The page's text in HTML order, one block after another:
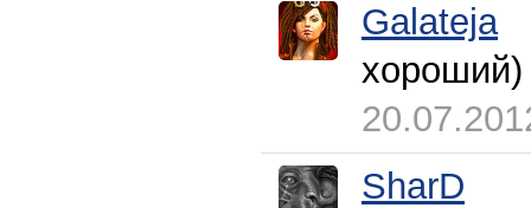
Galateja
хороший)
SharD